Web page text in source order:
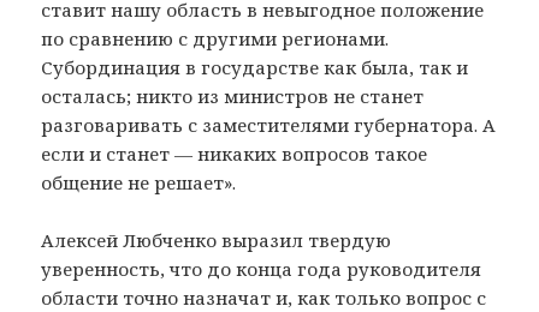
ставит нашу область в невыгодное положение
по сравнению с другими регионами.
Субординация в государстве как была, так и
осталась; никто из министров не станет
разговаривать с заместителями губернатора. А
если и станет — никаких вопросов такое
общение не решает».
Алексей Любченко выразил твердую
уверенность, что до конца года руководителя
области точно назначат и, как только вопрос с